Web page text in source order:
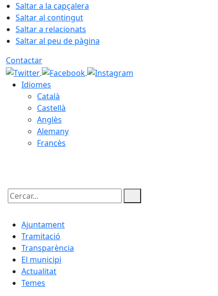
Saltar a la capçalera
Saltar al contingut
Saltar a relacionats
Saltar al peu de pàgina
Contactar
Idiomes
Català
Castellà
Anglès
Alemany
Francès
Cercar:
Ajuntament
Tramitació
Transparència
El municipi
Actualitat
Temes